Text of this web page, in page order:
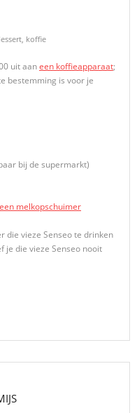
, koffie
uit aaneen koffieapparaat;
bestemming is voor je
bij de supermarkt)
een melkopschuimer
die vieze Senseo te drinken
je die vieze Senseo nooit